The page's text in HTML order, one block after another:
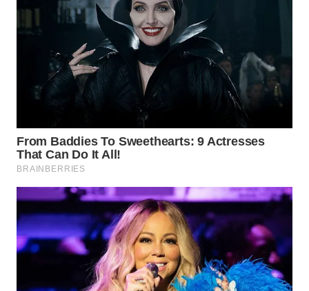
WN
WN
MALUT
WN
DAIRI
DANAU
TOBA
WN